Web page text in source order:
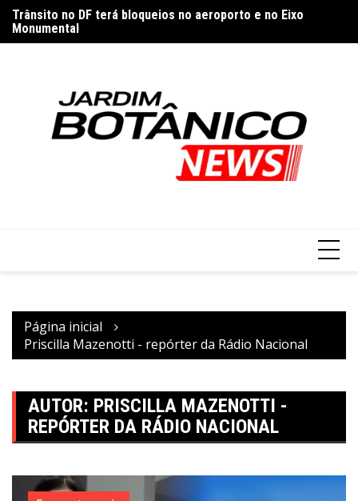
para
o
Trânsito no DF terá bloqueios no aeroporto e no Eixo
Monumental
Página inicial
Priscilla Mazenotti - repórter da Rádio Nacional
AUTOR: PRISCILLA MAZENOTTI -
REPÓRTER DA RÁDIO NACIONAL